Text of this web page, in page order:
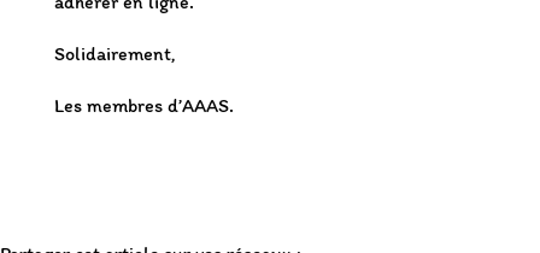
Solidairement,
Les membres d’AAAS.